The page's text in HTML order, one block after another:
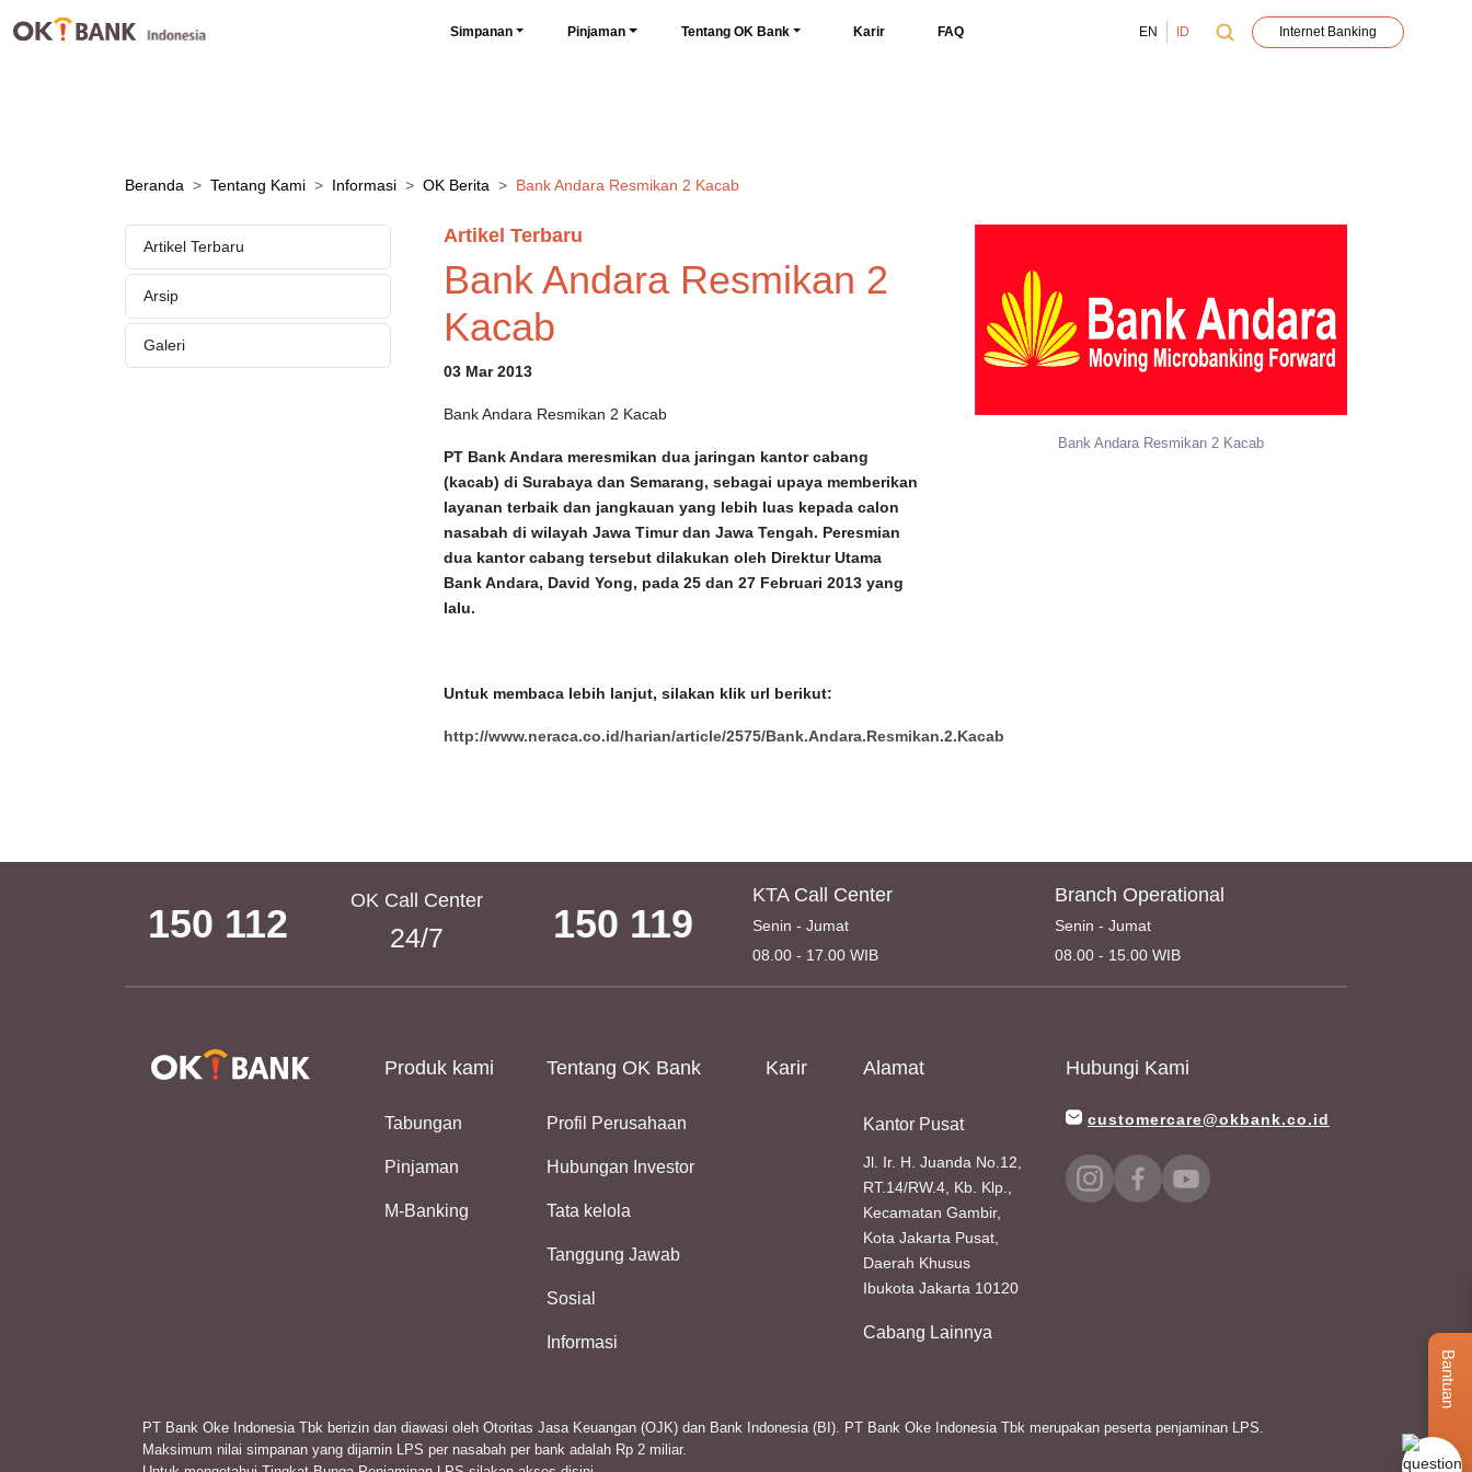
Simpanan Pinjaman Tentang OK Bank Karir FAQ EN ID Internet Banking
Bantuan
Beranda Tentang Kami Informasi OK Berita Bank Andara Resmikan 2 Kacab
Artikel Terbaru
Arsip
Galeri
Artikel Terbaru
Bank Andara Resmikan 2
Kacab
03 Mar 2013
Bank Andara Resmikan 2 Kacab
PT Bank Andara meresmikan dua jaringan kantor cabang
(kacab) di Surabaya dan Semarang, sebagai upaya memberikan
layanan terbaik dan jangkauan yang lebih luas kepada calon
nasabah di wilayah Jawa Timur dan Jawa Tengah. Peresmian
dua kantor cabang tersebut dilakukan oleh Direktur Utama
Bank Andara, David Yong, pada 25 dan 27 Februari 2013 yang
lalu.
Untuk membaca lebih lanjut, silakan klik url berikut:
http://www.neraca.co.id/harian/article/2575/Bank.Andara.Resmikan.2.Kacab
Bank Andara Resmikan 2 Kacab
150 112
OK Call Center
24/7 150 119
KTA Call Center
Senin - Jumat
08.00 - 17.00 WIB
Branch Operational
Senin - Jumat
08.00 - 15.00 WIB
Produk kami
Tabungan
Pinjaman
M-Banking
Tentang OK Bank
Profil Perusahaan
Hubungan Investor
Tata kelola
Tanggung Jawab
Sosial
Informasi
Karir Alamat
Kantor Pusat
Jl. Ir. H. Juanda No.12,
RT.14/RW.4, Kb. Klp.,
Kecamatan Gambir,
Kota Jakarta Pusat,
Daerah Khusus
Ibukota Jakarta 10120
Cabang Lainnya
Hubungi Kami
customercare@okbank.co.id
PT Bank Oke Indonesia Tbk berizin dan diawasi oleh Otoritas Jasa Keuangan (OJK) dan Bank Indonesia (BI). PT Bank Oke Indonesia Tbk merupakan peserta penjaminan LPS.
Maksimum nilai simpanan yang dijamin LPS per nasabah per bank adalah Rp 2 miliar.